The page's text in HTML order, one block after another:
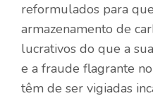
reformulados para
armazenamento de
lucrativos do que a
e a fraude flagrante
têm de ser vigiadas